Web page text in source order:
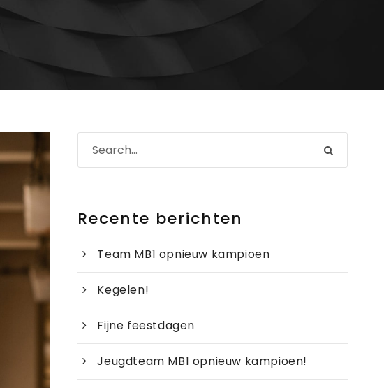
Recente berichten
Team MB1 opnieuw kampioen
Kegelen!
Fijne feestdagen
Jeugdteam MB1 opnieuw kampioen!